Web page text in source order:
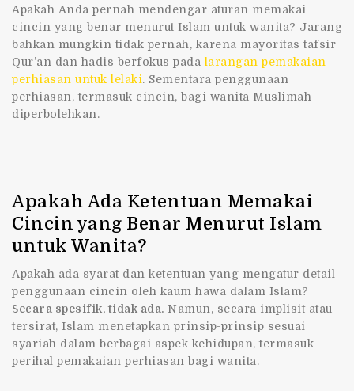
Apakah Anda pernah mendengar aturan memakai
cincin yang benar menurut Islam untuk wanita? Jarang
bahkan mungkin tidak pernah, karena mayoritas tafsir
Qur’an dan hadis berfokus pada larangan pemakaian
perhiasan untuk lelaki. Sementara penggunaan
perhiasan, termasuk cincin, bagi wanita Muslimah
diperbolehkan.
Apakah Ada Ketentuan Memakai
Cincin yang Benar Menurut Islam
untuk Wanita?
Apakah ada syarat dan ketentuan yang mengatur detail
penggunaan cincin oleh kaum hawa dalam Islam?
Secara spesifik, tidak ada. Namun, secara implisit atau
tersirat, Islam menetapkan prinsip-prinsip sesuai
syariah dalam berbagai aspek kehidupan, termasuk
perihal pemakaian perhiasan bagi wanita.